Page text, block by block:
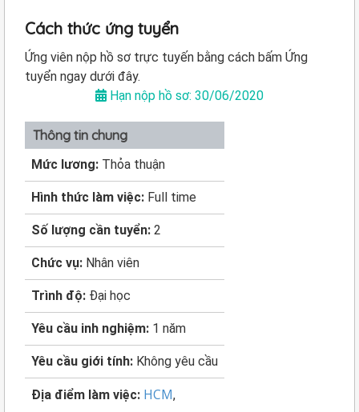
Cách thức ứng tuyển
Ứng viên nộp hồ sơ trực tuyến bằng cách bấm Ứng
tuyển ngay dưới đây.
Hạn nộp hồ sơ: 30/06/2020
Thông tin chung
Mức lương: Thỏa thuận
Hình thức làm việc: Full time
Số lượng cần tuyển: 2
Chức vụ: Nhân viên
Trình độ: Đại học
Yêu cầu inh nghiệm: 1 năm
Yêu cầu giới tính: Không yêu cầu
Địa điểm làm việc: HCM,